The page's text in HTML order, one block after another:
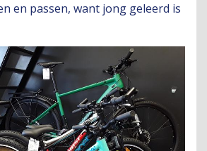
en passen, want jong geleerd is